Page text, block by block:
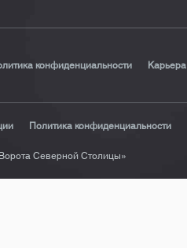
конфиденциальности Карьера
Политика конфиденциальности
Северной Столицы»